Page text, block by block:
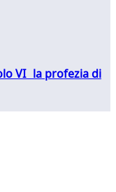
VI la profezia di